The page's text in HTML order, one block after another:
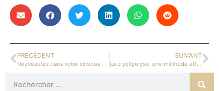
PRÉCÉDENT
Nouveautés dans votre clinique !
SUIVANT
La cryolipolyse, une méthode efficace pour éliminer la graisse ?